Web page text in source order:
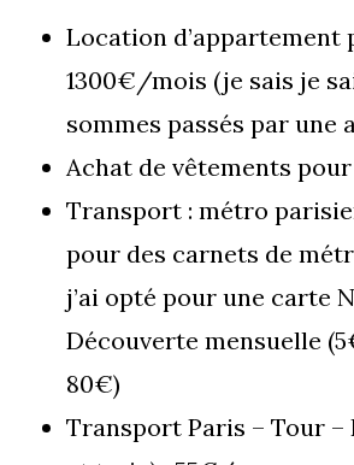
Location d’appartement
1300€/mois (je sais je
sommes passés par une
Achat de vêtements pour
Transport : métro
pour des carnets de
j’ai opté pour une carte
Découverte mensuelle
80€)
Transport Paris – Tour –